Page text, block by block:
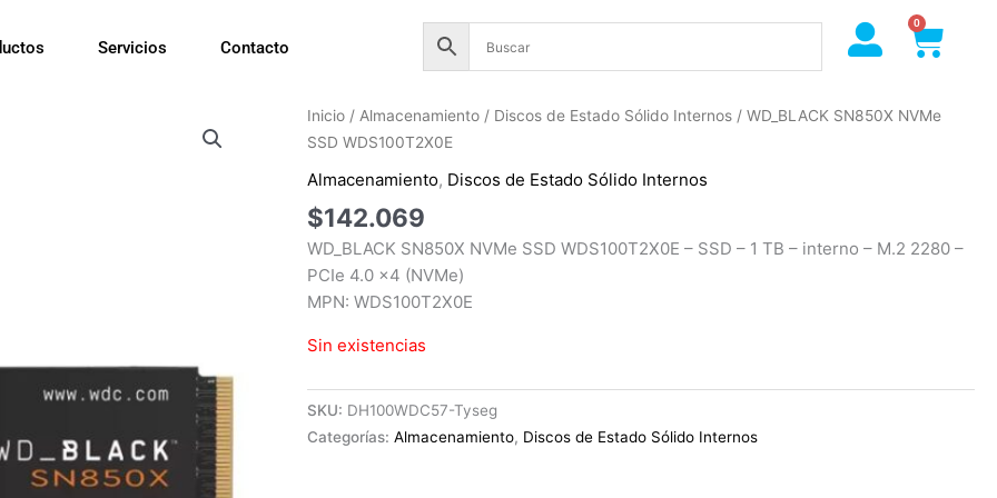
Servicios Contacto
0
Cart
Inicio / Almacenamiento / Discos de Estado Sólido Internos / WD_BLACK SN850X NVMe
SSD WDS100T2X0E
Almacenamiento, Discos de Estado Sólido Internos
$142.069
WD_BLACK SN850X NVMe SSD WDS100T2X0E – SSD – 1 TB – interno – M.2 2280 –
PCIe 4.0 x4 (NVMe)
MPN: WDS100T2X0E
Sin existencias
SKU: DH100WDC57-Tyseg
Categorías:Almacenamiento, Discos de Estado Sólido Internos